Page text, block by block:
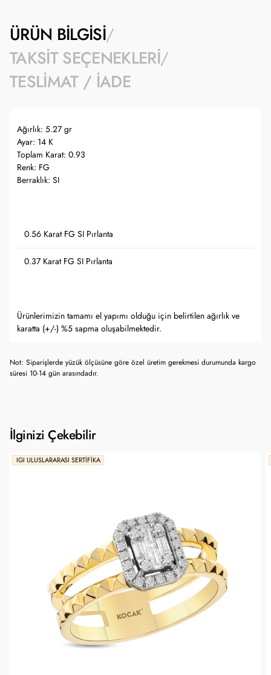
ÜRÜN BILGISI
TAKSIT SEÇENEKLERI
TESLIMAT / İADE
Ağırlık: 5.27 gr
Ayar: 14 K
Toplam Karat: 0.93
Renk: FG
Berraklık: SI
0.56 Karat FG SI Pırlanta
0.37 Karat FG SI Pırlanta
Ürünlerimizin tamamı el yapımı olduğu için belirtilen ağırlık ve
karatta (+/-) %5 sapma oluşabilmektedir.
Not: Siparişlerde yüzük ölçüsüne göre özel üretim gerekmesi durumunda kargo
süresi 10-14 gün arasındadır.
İlginizi Çekebilir
IGI ULUSLARARASI SERTIFIKA